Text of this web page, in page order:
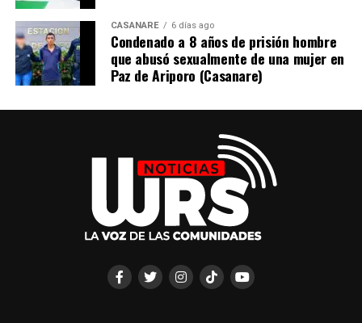
CASANARE 6 días ago
Condenado a 8 años de prisión hombre
que abusó sexualmente de una mujer en
Paz de Ariporo (Casanare)